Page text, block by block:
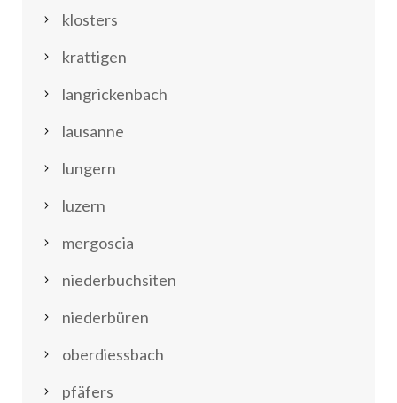
klosters
krattigen
langrickenbach
lausanne
lungern
luzern
mergoscia
niederbuchsiten
niederbüren
oberdiessbach
pfäfers